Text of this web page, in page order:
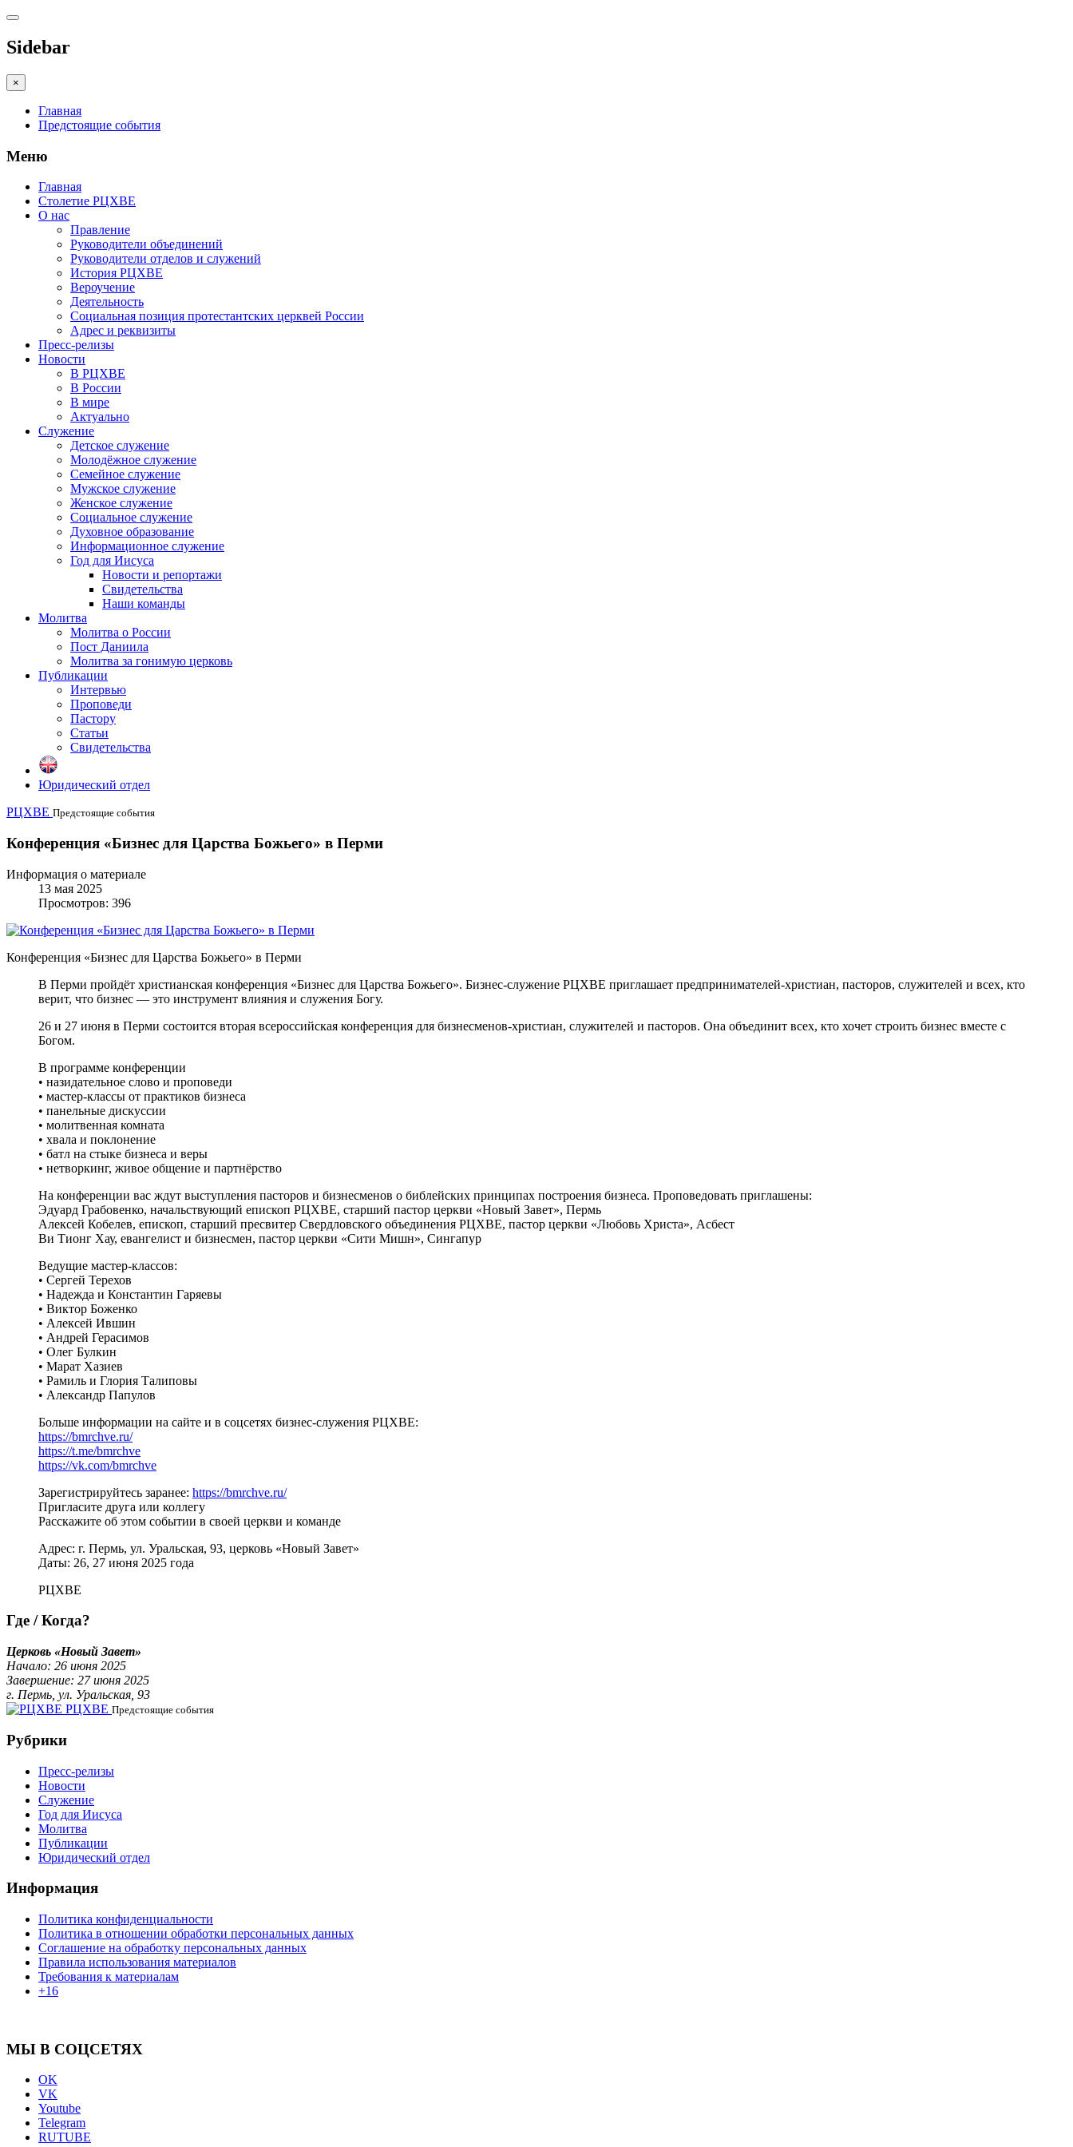
Sidebar
×
Главная
Предстоящие события
Меню
Главная
Столетие РЦХВЕ
О нас
Правление
Руководители объединений
Руководители отделов и служений
История РЦХВЕ
Вероучение
Деятельность
Социальная позиция протестантских церквей России
Адрес и реквизиты
Пресс-релизы
Новости
В РЦХВЕ
В России
В мире
Актуально
Служение
Детское служение
Молодёжное служение
Семейное служение
Мужское служение
Женское служение
Социальное служение
Духовное образование
Информационное служение
Год для Иисуса
Новости и репортажи
Свидетельства
Наши команды
Молитва
Молитва о России
Пост Даниила
Молитва за гонимую церковь
Публикации
Интервью
Проповеди
Пастору
Статьи
Свидетельства
Юридический отдел
РЦХВЕ Предстоящие события
Конференция «Бизнес для Царства Божьего» в Перми
Информация о материале
13 мая 2025
Просмотров: 396
Конференция «Бизнес для Царства Божьего» в Перми
В Перми пройдёт христианская конференция «Бизнес для Царства Божьего». Бизнес-служение РЦХВЕ приглашает предпринимателей-христиан, пасторов, служителей и всех, кто
верит, что бизнес — это инструмент влияния и служения Богу.
26 и 27 июня в Перми состоится вторая всероссийская конференция для бизнесменов-христиан, служителей и пасторов. Она объединит всех, кто хочет строить бизнес вместе с
Богом.
В программе конференции
• назидательное слово и проповеди
• мастер-классы от практиков бизнеса
• панельные дискуссии
• молитвенная комната
• хвала и поклонение
• батл на стыке бизнеса и веры
• нетворкинг, живое общение и партнёрство
На конференции вас ждут выступления пасторов и бизнесменов о библейских принципах построения бизнеса. Проповедовать приглашены:
Эдуард Грабовенко, начальствующий епископ РЦХВЕ, старший пастор церкви «Новый Завет», Пермь
Алексей Кобелев, епископ, старший пресвитер Свердловского объединения РЦХВЕ, пастор церкви «Любовь Христа», Асбест
Ви Тионг Хау, евангелист и бизнесмен, пастор церкви «Сити Мишн», Сингапур
Ведущие мастер-классов:
• Сергей Терехов
• Надежда и Константин Гаряевы
• Виктор Боженко
• Алексей Ившин
• Андрей Герасимов
• Олег Булкин
• Марат Хазиев
• Рамиль и Глория Талиповы
• Александр Папулов
Больше информации на сайте и в соцсетях бизнес-служения РЦХВЕ:
https://bmrchve.ru/
https://t.me/bmrchve
https://vk.com/bmrchve
Зарегистрируйтесь заранее: https://bmrchve.ru/
Пригласите друга или коллегу
Расскажите об этом событии в своей церкви и команде
Адрес: г. Пермь, ул. Уральская, 93, церковь «Новый Завет»
Даты: 26, 27 июня 2025 года
РЦХВЕ
Где / Когда?
Церковь «Новый Завет»
Начало: 26 июня 2025
Завершение: 27 июня 2025
г. Пермь, ул. Уральская, 93
РЦХВЕ Предстоящие события
Рубрики
Пресс-релизы
Новости
Служение
Год для Иисуса
Молитва
Публикации
Юридический отдел
Информация
Политика конфиденциальности
Политика в отношении обработки персональных данных
Соглашение на обработку персональных данных
Правила использования материалов
Требования к материалам
+16
МЫ В СОЦСЕТЯХ
OK
VK
Youtube
Telegram
RUTUBE